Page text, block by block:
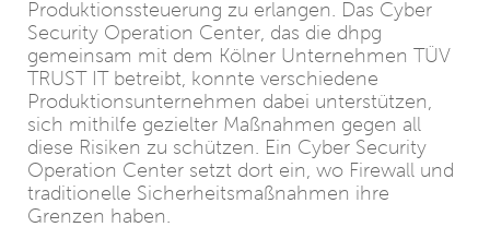
Produktionssteuerung zu erlangen. Das Cyber
Security Operation Center, das die dhpg
gemeinsam mit dem Kölner Unternehmen TÜV
TRUST IT betreibt, konnte verschiedene
Produktionsunternehmen dabei unterstützen,
sich mithilfe gezielter Maßnahmen gegen all
diese Risiken zu schützen. Ein Cyber Security
Operation Center setzt dort ein, wo Firewall und
traditionelle Sicherheitsmaßnahmen ihre
Grenzen haben.